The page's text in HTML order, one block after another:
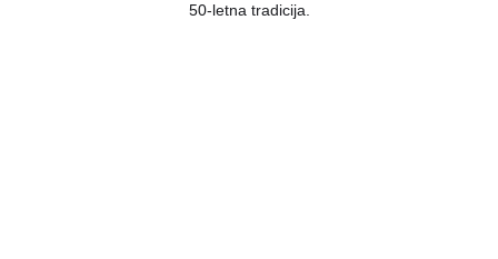
50-letna tradicija.